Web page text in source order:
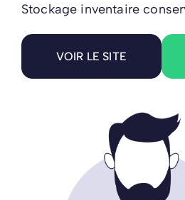
Stockage inventaire
VOIR LE SITE